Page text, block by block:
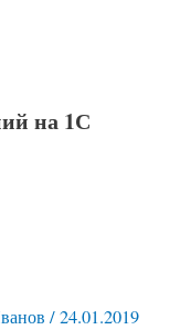
на 1С
/24.01.2019